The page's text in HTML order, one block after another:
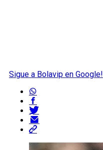
Sigue a Bolavip en Google!